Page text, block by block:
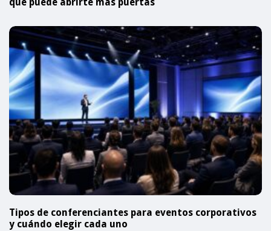
Tipos de conferenciantes para eventos corporativos
y cuándo elegir cada uno